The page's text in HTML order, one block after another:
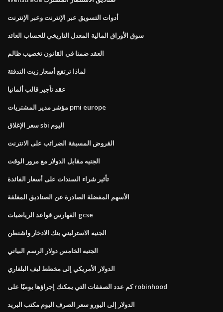
أدوات التسويق عبر الإنترنت وعبر الإنترنت
سوق الأوراق المالية المعدل التاريخي للحساب العائد
العقد ضمنا في القانون تخصيب ظالم
لماذا ترتفع أسعار زيت التدفئة
عقد تأجير قالب ألمانيا
مؤشر مدير المشتريات pmi europe
سعر الإغلاق sbi اليوم
القروض المسبقة الضرائب على الانترنت
الجنيه مقابل الدولار مع مرور الوقت
تأثير شراء السندات على أسعار الفائدة
الأسهم المفضلة الصادرة عن الصناديق المغلقة
الفهارس قواعد الرياضيات gcse
الجنيه الاسترليني بنك الادخار واشنطن
الجنيه الخامس دولار الرسم البياني
الدولار الأمريكي إلى مخطط ليف البلغاري
كم عدد الصفقات التي يمكنك إجراؤها يوميًا على robinhood
الدولار إلى اليورو سعر الصرف اليوم مكتب البريد